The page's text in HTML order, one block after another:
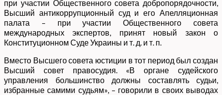
при участии Общественного совета добропорядочности,
Высший антикоррупционный суд и его Апелляционная
палата – при участии Общественного совета
международных экспертов, принят новый закон о
Конституционном Суде Украины и т. д. и т. п.
Вместо Высшего совета юстиции в тот период был создан
Высший совет правосудия. «В органе судейского
управления большинство должны составлять судьи,
избранные самими судьям», – говорили в своих выводах